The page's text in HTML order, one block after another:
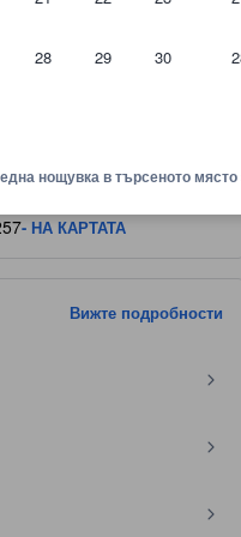
28 29 30
нощувка в търсеното място
- НА КАРТАТА
Вижте подробности